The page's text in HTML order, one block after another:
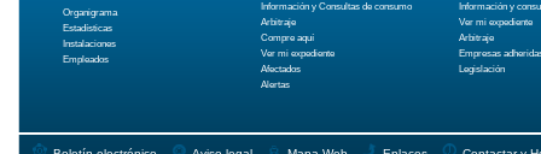
Organigrama
Estadísticas
Instalaciones
Empleados
Información y Consultas de consumo
Arbitraje
Compre aquí
Ver mi expediente
Afectados
Alertas
Información y
Ver mi expediente
Arbitraje
Empresas
Legislación